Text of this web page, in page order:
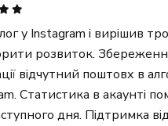
у Instagram і вирішив
розвиток.
відчутний поштовх в
Статистика в акаунті
дня. Підтримка